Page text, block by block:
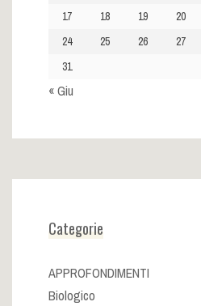
17
18 19 20
24
25 26 27
31
« Giu
Categorie
APPROFONDIMENTI
Biologico